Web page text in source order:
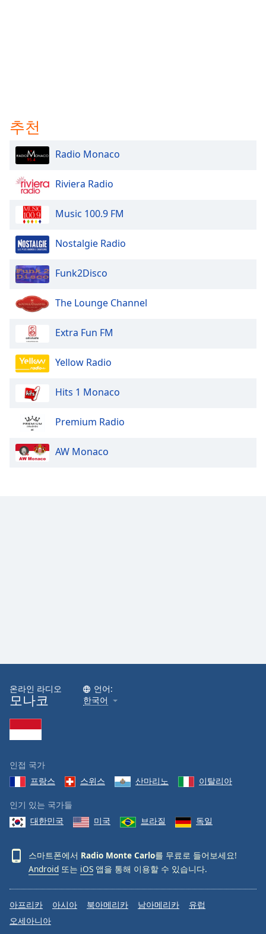
추천
Radio Monaco
Riviera Radio
Music 100.9 FM
Nostalgie Radio
Funk2Disco
The Lounge Channel
Extra Fun FM
Yellow Radio
Hits 1 Monaco
Premium Radio
AW Monaco
온라인 라디오
모나코
언어:
한국어
인접 국가
프랑스
스위스 산마리노 이탈리아
인기 있는 국가들
대한민국
미국 브라질 독일
스마트폰에서 Radio Monte Carlo를 무료로 들어보세요!
Android 또는 iOS 앱을 통해 이용할 수 있습니다.
아프리카 아시아 북아메리카 남아메리카
유럽
오세아니아